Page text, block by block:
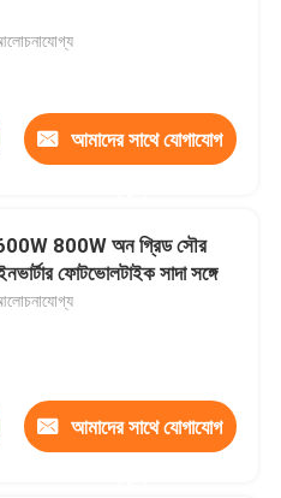
আমাদের সাথে যোগাযোগ
800W অন গ্রিড সৌর
ফোটভোলটাইক সাদা সঙ্গে
আমাদের সাথে যোগাযোগ